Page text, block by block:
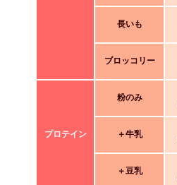
長いも
ブロッコリー
プロテイン
粉のみ
＋牛乳
＋豆乳